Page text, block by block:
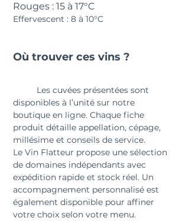
Rouges : 15 à 17°C
Effervescent : 8 à 10°C
Où trouver ces vins ?
disponibles à l’unité sur notre
boutique en ligne. Chaque fiche
produit détaille appellation, cépage,
millésime et conseils de service.
Le Vin Flatteur propose une sélection
de domaines indépendants avec
expédition rapide et stock réel. Un
accompagnement personnalisé est
également disponible pour affiner
votre choix selon votre menu.